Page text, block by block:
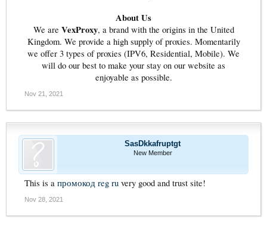
About Us
We are VexProxy, a brand with the origins in the United
Kingdom. We provide a high supply of proxies. Momentarily
we offer 3 types of proxies (IPV6, Residential, Mobile). We
will do our best to make your stay on our website as
enjoyable as possible.​
Nov 21, 2021
SasDkkafruptgt
New Member
This is a промокод reg ru very good and trust site!
Nov 28, 2021